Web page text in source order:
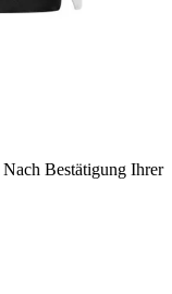
Nach Bestätigung Ihrer